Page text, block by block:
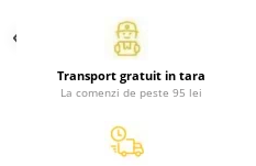
Dictionare de limba romana
Dictionare tematice
Enciclopedii
Diete si fitness
Diete si alimentatie sanatoasa
Transport gratuit in tara
La comenzi de peste 95 lei